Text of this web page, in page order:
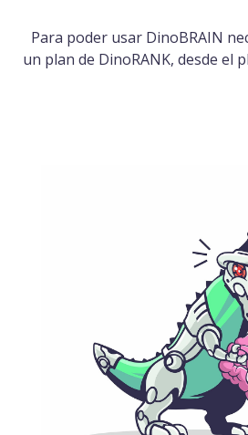
Para poder usar DinoBRAIN
un plan de DinoRANK, desde el